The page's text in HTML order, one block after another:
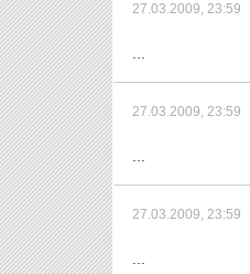
27.03.2009, 23:59
27.03.2009, 23:59
27.03.2009, 23:59